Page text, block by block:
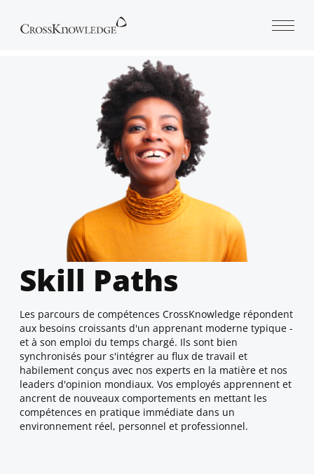
Skill Paths
Les parcours de compétences CrossKnowledge répondent
aux besoins croissants d'un apprenant moderne typique -
et à son emploi du temps chargé. Ils sont bien
synchronisés pour s'intégrer au flux de travail et
habilement conçus avec nos experts en la matière et nos
leaders d'opinion mondiaux. Vos employés apprennent et
ancrent de nouveaux comportements en mettant les
compétences en pratique immédiate dans un
environnement réel, personnel et professionnel.